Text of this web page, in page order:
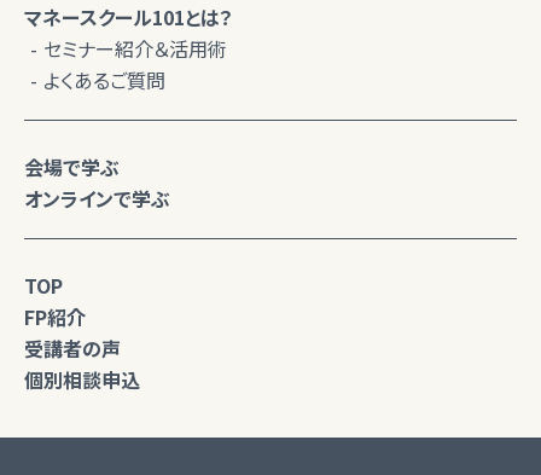
マネースクール101とは？
セミナー紹介＆活用術
よくあるご質問
会場で学ぶ
オンラインで学ぶ
TOP
FP紹介
受講者の声
個別相談申込